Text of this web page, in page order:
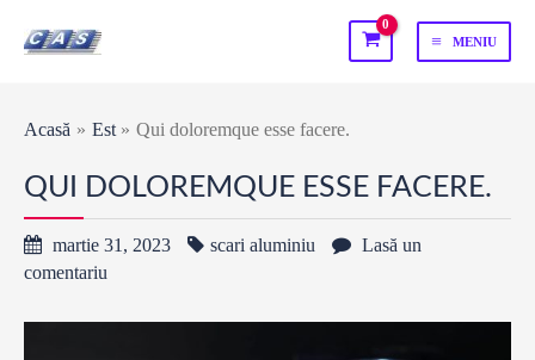
MAIN
MENIU
Acasă Est Qui doloremque esse facere.
QUI DOLOREMQUE ESSE FACERE.
martie 31, 2023 scari aluminiu
Lasă un
comentariu